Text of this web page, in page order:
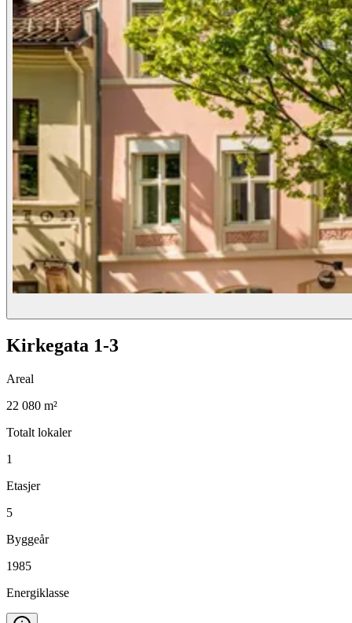
Kirkegata 1-3
Areal
22 080 m²
Totalt lokaler
1
Etasjer
5
Byggeår
1985
Energiklasse